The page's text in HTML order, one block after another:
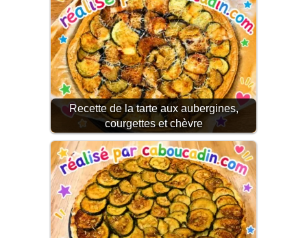
Recette de la tarte aux aubergines,
courgettes et chèvre